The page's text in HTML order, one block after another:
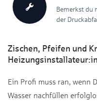
Bemerkst du
der
Zischen, Pfeifen und
Ein Profi muss ran, wenn
Wasser nachfüllen